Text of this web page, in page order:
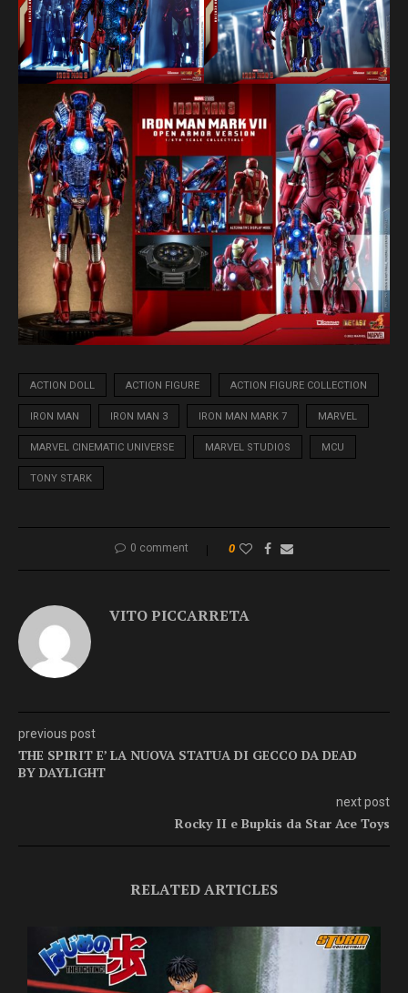
ACTION DOLL ACTION FIGURE ACTION FIGURE COLLECTION
IRON MAN IRON MAN 3 IRON MAN MARK 7 MARVEL
MARVEL CINEMATIC UNIVERSE MARVEL STUDIOS MCU
TONY STARK
0 comment 0
VITO PICCARRETA
previous post
THE SPIRIT E’ LA NUOVA STATUA DI GECCO DA DEAD
BY DAYLIGHT
next post
Rocky II e Bupkis da Star Ace Toys
RELATED ARTICLES